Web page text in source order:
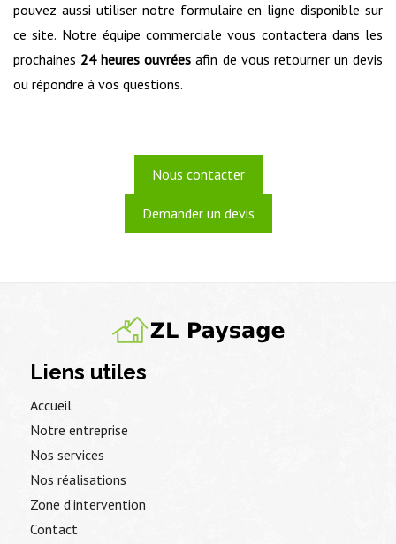
pouvez aussi utiliser notre formulaire en ligne disponible sur
ce site. Notre équipe commerciale vous contactera dans les
prochaines 24 heures ouvrées afin de vous retourner un devis
ou répondre à vos questions.
Nous contacter
Demander un devis
Liens utiles
Accueil
Notre entreprise
Nos services
Nos réalisations
Zone d’intervention
Contact